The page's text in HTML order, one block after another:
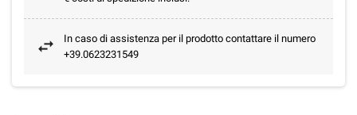
In caso di assistenza per il prodotto contattare il numero
+39.0623231549